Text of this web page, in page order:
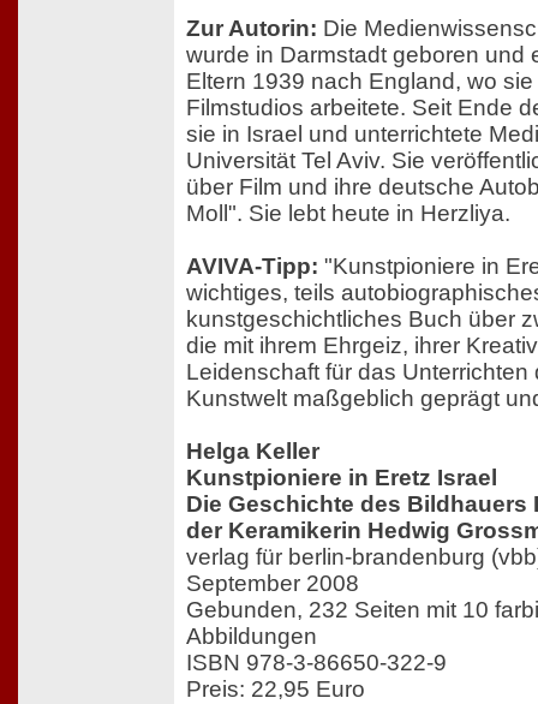
Zur Autorin: Die
wurde in Darmstadt geboren und
Eltern 1939 nach England, wo
Filmstudios arbeitete. Seit Ende
sie in Israel und unterrichtete
Universität Tel Aviv. Sie
über Film und ihre deutsche
Moll". Sie lebt heute in Herzliya.
AVIVA-Tipp: "Kunstpioniere in
wichtiges, teils
kunstgeschichtliches Buch über
die mit ihrem Ehrgeiz, ihrer
Leidenschaft für das Unterrichten
Kunstwelt maßgeblich geprägt
Helga Keller
Kunstpioniere in Eretz Israel
Die Geschichte des Bildhauers
der Keramikerin Hedwig
verlag für berlin-brandenburg
September 2008
Gebunden, 232 Seiten mit 10
Abbildungen
ISBN 978-3-86650-322-9
Preis: 22,95 Euro